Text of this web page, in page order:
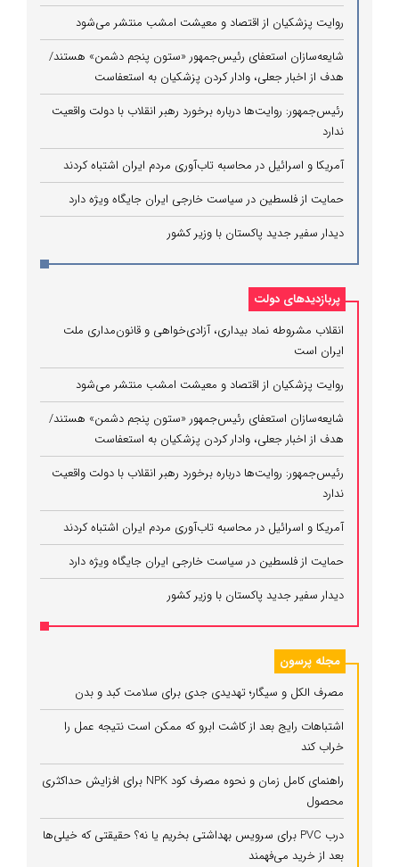
روایت پزشکیان از اقتصاد و معیشت امشب منتشر می‌شود
شایعه‌سازان استعفای رئیس‌جمهور «ستون پنجم دشمن» هستند/
هدف از اخبار جعلی، وادار کردن پزشکیان به استعفاست
رئیس‌جمهور: روایت‌ها درباره برخورد رهبر انقلاب با دولت واقعیت
ندارد
آمریکا و اسرائیل در محاسبه تاب‌آوری مردم ایران اشتباه کردند
حمایت از فلسطین در سیاست خارجی ایران جایگاه ویژه دارد
دیدار سفیر جدید پاکستان با وزیر کشور
پربازدیدهای دولت
انقلاب مشروطه نماد بیداری، آزادی‌خواهی و قانون‌مداری ملت
ایران است
روایت پزشکیان از اقتصاد و معیشت امشب منتشر می‌شود
شایعه‌سازان استعفای رئیس‌جمهور «ستون پنجم دشمن» هستند/
هدف از اخبار جعلی، وادار کردن پزشکیان به استعفاست
رئیس‌جمهور: روایت‌ها درباره برخورد رهبر انقلاب با دولت واقعیت
ندارد
آمریکا و اسرائیل در محاسبه تاب‌آوری مردم ایران اشتباه کردند
حمایت از فلسطین در سیاست خارجی ایران جایگاه ویژه دارد
دیدار سفیر جدید پاکستان با وزیر کشور
مجله پرسون
مصرف الکل و سیگار؛ تهدیدی جدی برای سلامت کبد و بدن
اشتباهات رایج بعد از کاشت ابرو که ممکن است نتیجه عمل را
خراب کند
راهنمای کامل زمان و نحوه مصرف کود NPK برای افزایش حداکثری
محصول
درب PVC برای سرویس بهداشتی بخریم یا نه؟ حقیقتی که خیلی‌ها
بعد از خرید می‌فهمند